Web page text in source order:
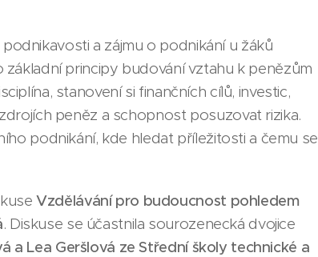
a zájmu o podnikání u žáků
principy budování vztahu k penězům
stanovení si finančních cílů, investic,
peněz a schopnost posuzovat rizika.
podnikání, kde hledat příležitosti a čemu se
Vzdělávání pro budoucnost pohledem
. Diskuse se účastnila sourozenecká dvojice
a Lea Geršlová ze Střední školy technické a